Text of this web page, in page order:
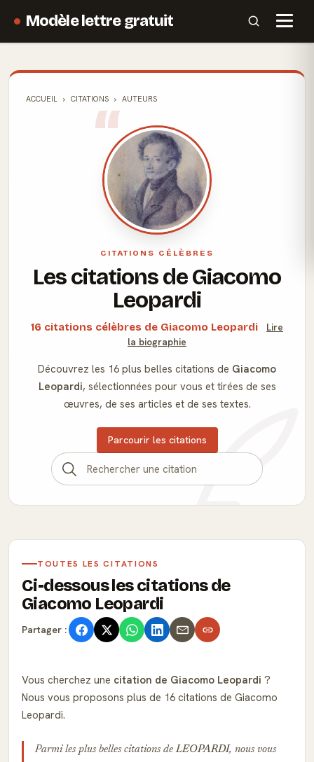
Modèle lettre gratuit
ACCUEIL CITATIONS AUTEURS
CITATIONS CÉLÈBRES
Les citations de Giacomo
Leopardi
16 citations célèbres de Giacomo Leopardi
Lire
la biographie
Découvrez les 16 plus belles citations de Giacomo
Leopardi, sélectionnées pour vous et tirées de ses
œuvres, de ses articles et de ses textes.
Parcourir les citations
TOUTES LES CITATIONS
Ci-dessous les citations de
Giacomo Leopardi
Partager :
Vous cherchez une citation de Giacomo Leopardi ?
Nous vous proposons plus de 16 citations de Giacomo
Leopardi.
Parmi les plus belles citations de LEOPARDI, nous vous